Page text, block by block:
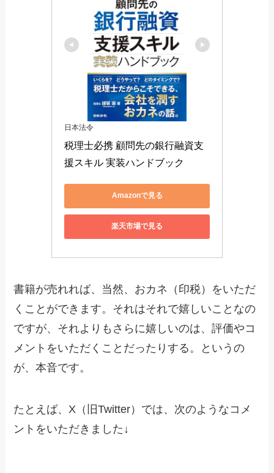
日本法令
税理士必携 顧問先の銀行融資支
援スキル 実装ハンドブック
Amazonで見る
楽天市場で見る
書籍が売れれば、当然、おカネ（印税）をいただ
くことができます。それはそれで嬉しいことなの
ですが、それよりもさらに嬉しいのは、評価やコ
メントをいただくことだったりする。というの
が、本音です。
たとえば、X（旧Twitter）では、次のようなコメ
ントをいただきました↓